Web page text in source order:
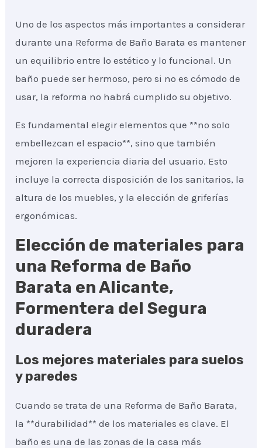
Uno de los aspectos más importantes a considerar
durante una Reforma de Baño Barata es mantener
un equilibrio entre lo estético y lo funcional. Un
baño puede ser hermoso, pero si no es cómodo de
usar, la reforma no habrá cumplido su objetivo.
Es fundamental elegir elementos que **no solo
embellezcan el espacio**, sino que también
mejoren la experiencia diaria del usuario. Esto
incluye la correcta disposición de los sanitarios, la
altura de los muebles, y la elección de griferías
ergonómicas.
Elección de materiales para
una Reforma de Baño
Barata en Alicante,
Formentera del Segura
duradera
Los mejores materiales para suelos
y paredes
Cuando se trata de una Reforma de Baño Barata,
la **durabilidad** de los materiales es clave. El
baño es una de las zonas de la casa más